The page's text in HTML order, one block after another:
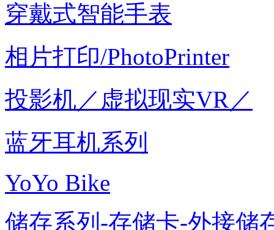
穿戴式智能手表
相片打印/PhotoPrinter
投影机／虚拟现实VR／
蓝牙耳机系列
YoYo Bike
储存系列-存储卡-外接储